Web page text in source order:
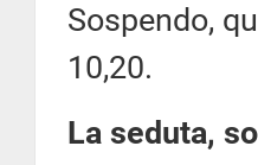
Sospendo,
10,20.
La seduta,